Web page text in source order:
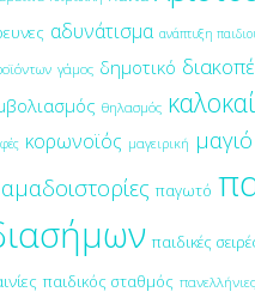
αδυνάτισμα ανάπτυξη
γάμος δημοτικό
θηλασμός
κορωνοϊός μαγειρική μαγιό
παγωτό
παιδικές
παιδικός σταθμός πανελλήνιες